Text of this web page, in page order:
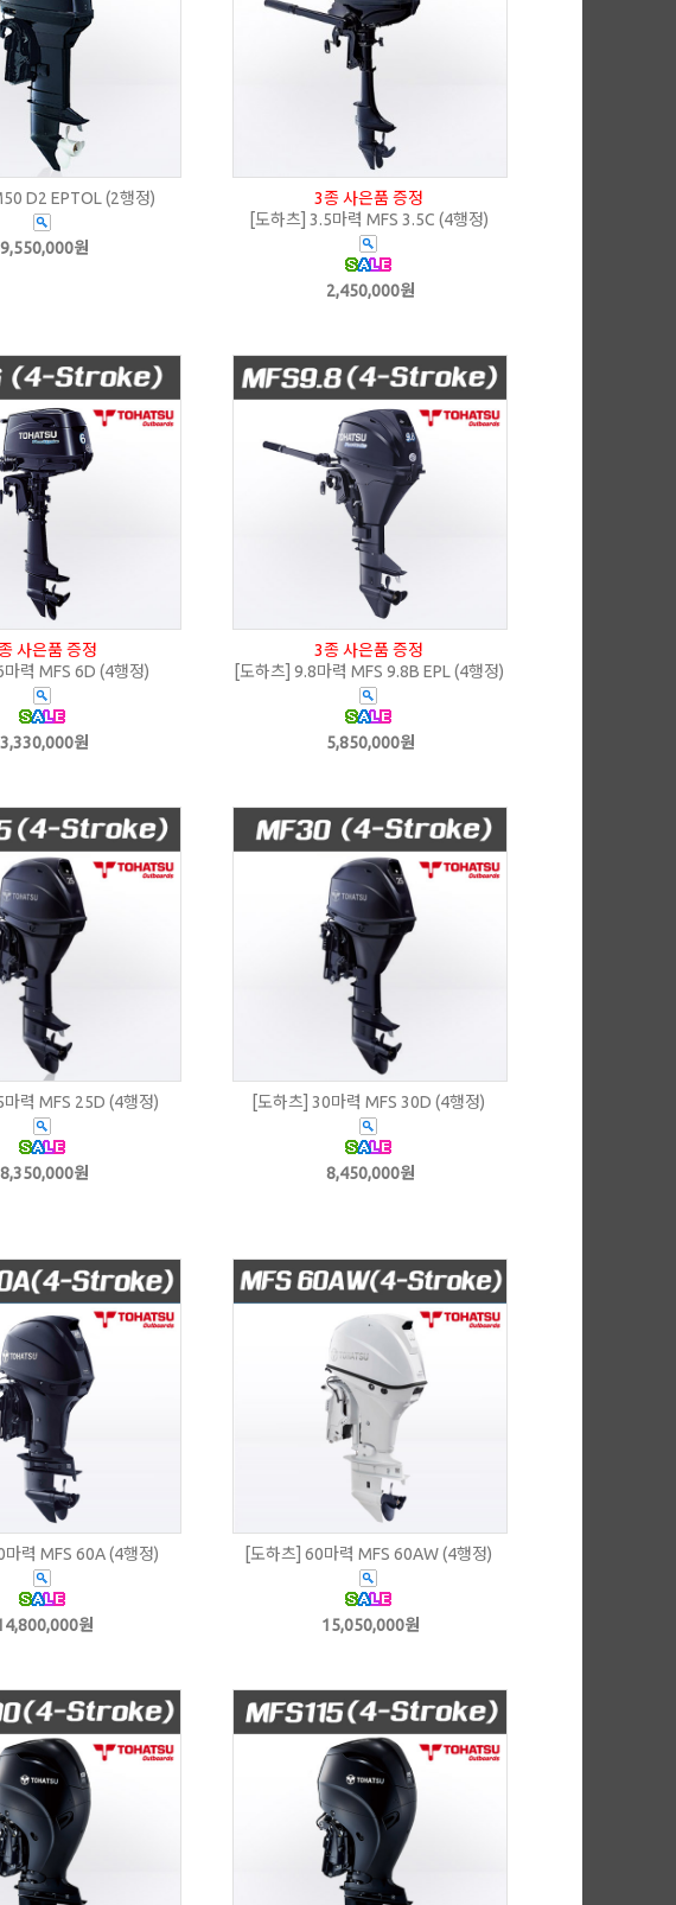
D2 EPTOL (2행정)
9,550,000원
3종 사은품 증정
[도하츠] 3.5마력 MFS 3.5C (4행정)
2,450,000원
사은품 증정
마력 MFS 6D (4행정)
3,330,000원
3종 사은품 증정
[도하츠] 9.8마력 MFS 9.8B EPL (4행정)
5,850,000원
마력 MFS 25D (4행정)
8,350,000원
[도하츠] 30마력 MFS 30D (4행정)
8,450,000원
마력 MFS 60A (4행정)
원
[도하츠] 60마력 MFS 60AW (4행정)
15,050,000원